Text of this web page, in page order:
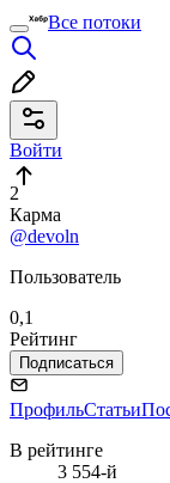
Все потоки
Войти
2
Карма
@devoln
Пользователь
0,1
Рейтинг
Подписаться
ПрофильСтатьи
В рейтинге
3 554-й